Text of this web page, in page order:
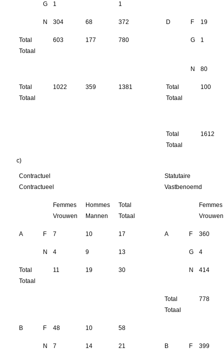
G 1 1
N 304 68 372 D F 19
Total
Totaal
603 177 780 G 1
N 80
Total
Totaal
1022 359 1381
Total
Totaal
100
Total
Totaal
1612
c)
Contractuel
Contractueel
Statutaire
Vastbenoemd
Femmes
Vrouwen
Hommes
Mannen
Total
Totaal
Femmes
Vrouwen
A F 7 10 17 A F 360
N 4 9 13 G 4
Total
Totaal
11 19 30 N 414
Total
Totaal
778
B F 48 10 58
N 7 14 21 B F 399